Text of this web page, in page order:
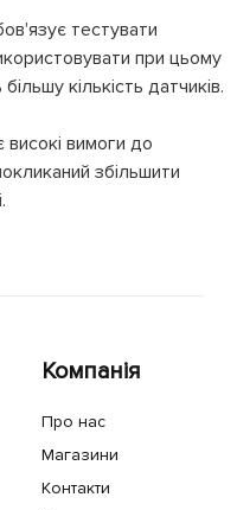
тестувати
при цьому
кількість датчиків.
вимоги до
збільшити
Компанія
Про нас
Магазини
Контакти